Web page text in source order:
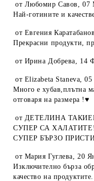
от Любомир Савов ,07
Най-готините и
от Евгения
Прекрасни продукти,
от Ирина Добрева, 14
от Elizabeta Staneva,05
Много е хубав,плътна
отговаря на размера !♥️
от ДЕТЕЛИНА
СУПЕР СА
СУПЕР БЪРЗО
от Мария Гуглева,20
Изключително бърза
качество на продуктите.